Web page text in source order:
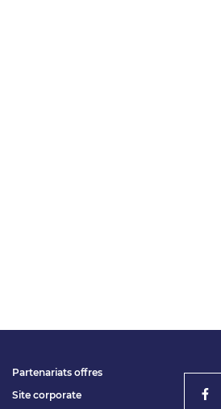
Partenariats offres
Site corporate